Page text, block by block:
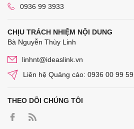
0936 99 3933
CHỊU TRÁCH NHIỆM NỘI DUNG
Bà Nguyễn Thùy Linh
linhnt@ideaslink.vn
Liên hệ Quảng cáo: 0936 00 99 59
THEO DÕI CHÚNG TÔI